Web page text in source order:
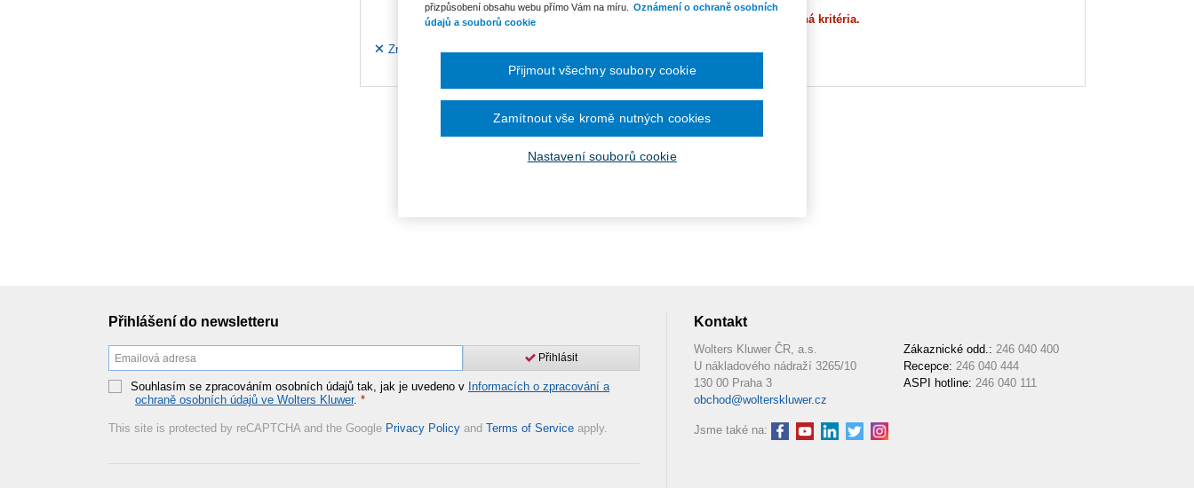
Bohužel žádné nabídky nesplňují zvolená kritéria.
Zrušit filtr: Edice
Přihlášení do newsletteru
Přihlásit
Souhlasím se zpracováním osobních údajů tak, jak je uvedeno v Informacích o zpracování a
ochraně osobních údajů ve Wolters Kluwer. *
This site is protected by reCAPTCHA and the Google Privacy Policy and Terms of Service apply.
Kontakt
Wolters Kluwer ČR, a.s.
U nákladového nádraží 3265/10
130 00 Praha 3
obchod@wolterskluwer.cz
Zákaznické odd.: 246 040 400
Recepce: 246 040 444
ASPI hotline: 246 040 111
Jsme také na:
přizpůsobení obsahu webu přímo Vám na míru.
Oznámení o ochraně osobních
údajů a souborů cookie
Nastavení souborů cookie
Zamítnout vše kromě nutných cookies
Přijmout všechny soubory cookie